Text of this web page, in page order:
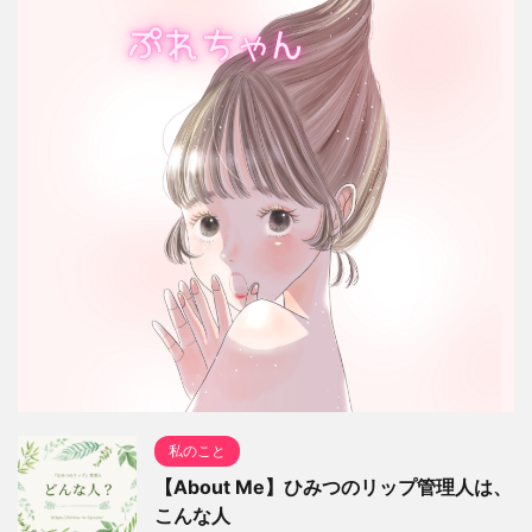
私のこと
【About Me】ひみつのリップ管理人は、
こんな人